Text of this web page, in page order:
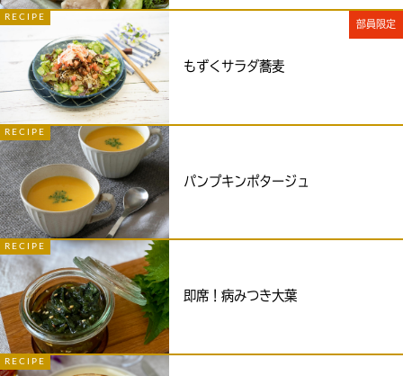
RECIPE
部員限定
もずくサラダ蕎麦
RECIPE
パンプキンポタージュ
RECIPE
即席！病みつき大葉
RECIPE